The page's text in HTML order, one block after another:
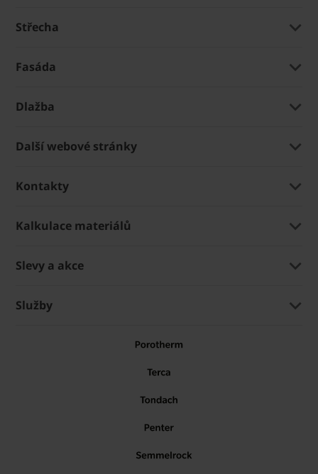
Střecha
Fasáda
Dlažba
Další webové stránky
Kontakty
Kalkulace materiálů
Slevy a akce
Služby